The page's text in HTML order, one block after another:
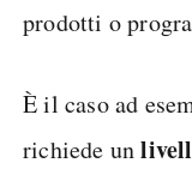
prodotti o
È il caso ad
richiede un